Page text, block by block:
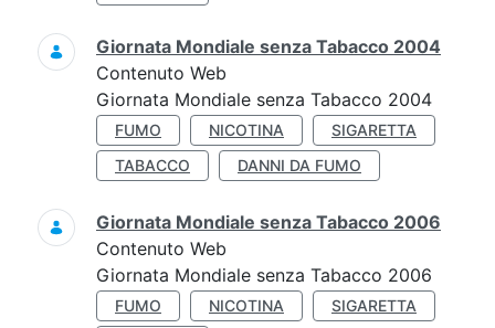
Giornata Mondiale senza Tabacco 2004
Contenuto Web
Giornata Mondiale senza Tabacco 2004
FUMO NICOTINA
SIGARETTA
TABACCO
DANNI DA FUMO
Giornata Mondiale senza Tabacco 2006
Contenuto Web
Giornata Mondiale senza Tabacco 2006
FUMO NICOTINA
SIGARETTA